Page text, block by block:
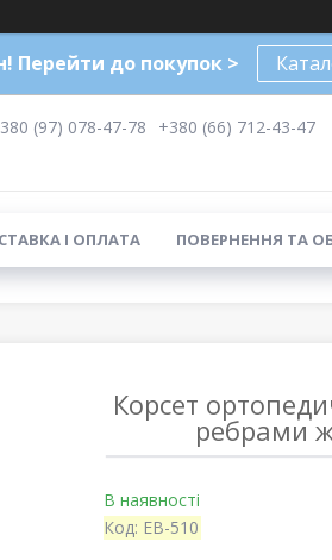
Перейти до покупок >
(97) 078-47-78
+380 (66) 712-43-47
І ОПЛАТА ПОВЕРНЕННЯ ТА
Корсет
ребрами
В наявності
Код: EB-510